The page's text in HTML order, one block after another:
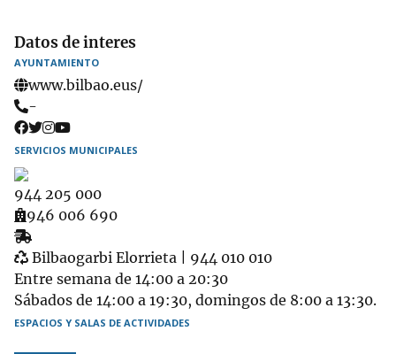
Datos de interes
AYUNTAMIENTO
www.bilbao.eus/
Teléfono
-
SERVICIOS MUNICIPALES
944 205 000
Ambulatorio
946 006 690
Recogida
de
muebles
Garbigune
Bilbaogarbi Elorrieta | 944 010 010
Entre semana de 14:00 a 20:30
Sábados de 14:00 a 19:30, domingos de 8:00 a 13:30.
ESPACIOS Y SALAS DE ACTIVIDADES